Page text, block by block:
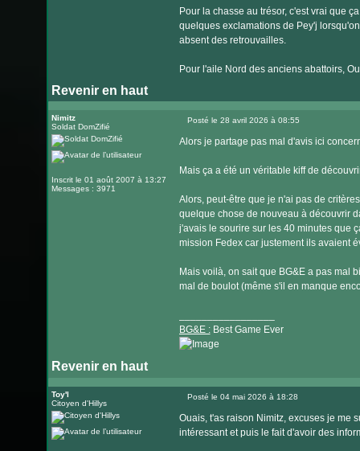
Pour la chasse au trésor, c'est vrai que
quelques exclamations de Pey'j
absent des retrouvailles.
Pour l'aile Nord des anciens abattoirs,
Revenir en haut
Nimitz
Soldat DomZifié
Inscrit le 01 août 2007 à 13:27
Messages : 3971
Posté le 28 avril 2026 à 08:55
Alors je partage pas mal d'avis ici
Mais ça a été un véritable kiff de
Alors, peut-être que je n'ai pas de
quelque chose de nouveau à découvrir
j'avais le sourire sur les 40 minutes que
mission Fedex car justement ils avaient
Mais voilà, on sait que BG&E a pas mal
mal de boulot (même s'il en manque
BG&E :Best Game Ever
Revenir en haut
le
internet
Toy'l
Citoyen d'Hillys
Posté le 04 mai 2026 à 18:28
Ouais, t'as raison Nimitz, excuses je me
intéressant et puis le fait d'avoir des